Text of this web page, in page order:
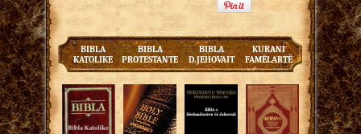
BIBLA
KATOLIKE
BIBLA
PROTESTANTE
BIBLA
D.JEHOVAIT
KURANI
FAMËLARTË